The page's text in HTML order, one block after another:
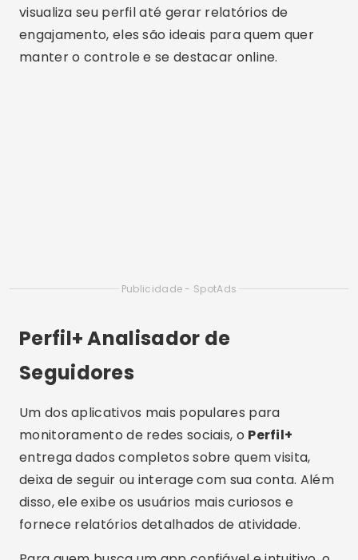
visualiza seu perfil até gerar relatórios de
engajamento, eles são ideais para quem quer
manter o controle e se destacar online.
fornece relatórios detalhados de atividade.
Para quem busca um app confiável e intuitivo, o
Perfil+é uma excelente escolha. O download
pode ser feito gratuitamente na PlayStore, e há
opções avançadas para quem deseja
funcionalidades extras. Não perca tempo e
baixe agora
mesmo para descobrir quem anda
espionando sua rede!
SocialView para Instagram